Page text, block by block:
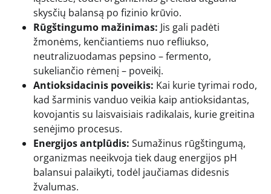
skysčių balansą po fizinio krūvio.
Rūgštingumo mažinimas: Jis gali padėti
žmonėms, kenčiantiems nuo refliukso,
neutralizuodamas pepsino – fermento,
sukeliančio rėmenį – poveikį.
Antioksidacinis poveikis: Kai kurie tyrimai rodo,
kad šarminis vanduo veikia kaip antioksidantas,
kovojantis su laisvaisiais radikalais, kurie greitina
senėjimo procesus.
Energijos antplūdis: Sumažinus rūgštingumą,
organizmas neeikvoja tiek daug energijos pH
balansui palaikyti, todėl jaučiamas didesnis
žvalumas.